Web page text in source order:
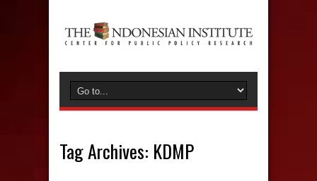
Tag Archives: KDMP